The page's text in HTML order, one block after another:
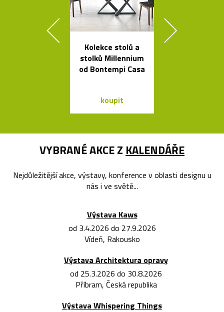
Kolekce stolů a
stolků Millennium
od Bontempi Casa
koupit
VYBRANÉ AKCE Z KALENDÁŘE
Nejdůležitější akce, výstavy, konference v oblasti designu u
nás i ve světě...
Výstava Kaws
od 3.4.2026 do 27.9.2026
Vídeň, Rakousko
Výstava Architektura opravy
od 25.3.2026 do 30.8.2026
Příbram, Česká republika
Výstava Whispering Things